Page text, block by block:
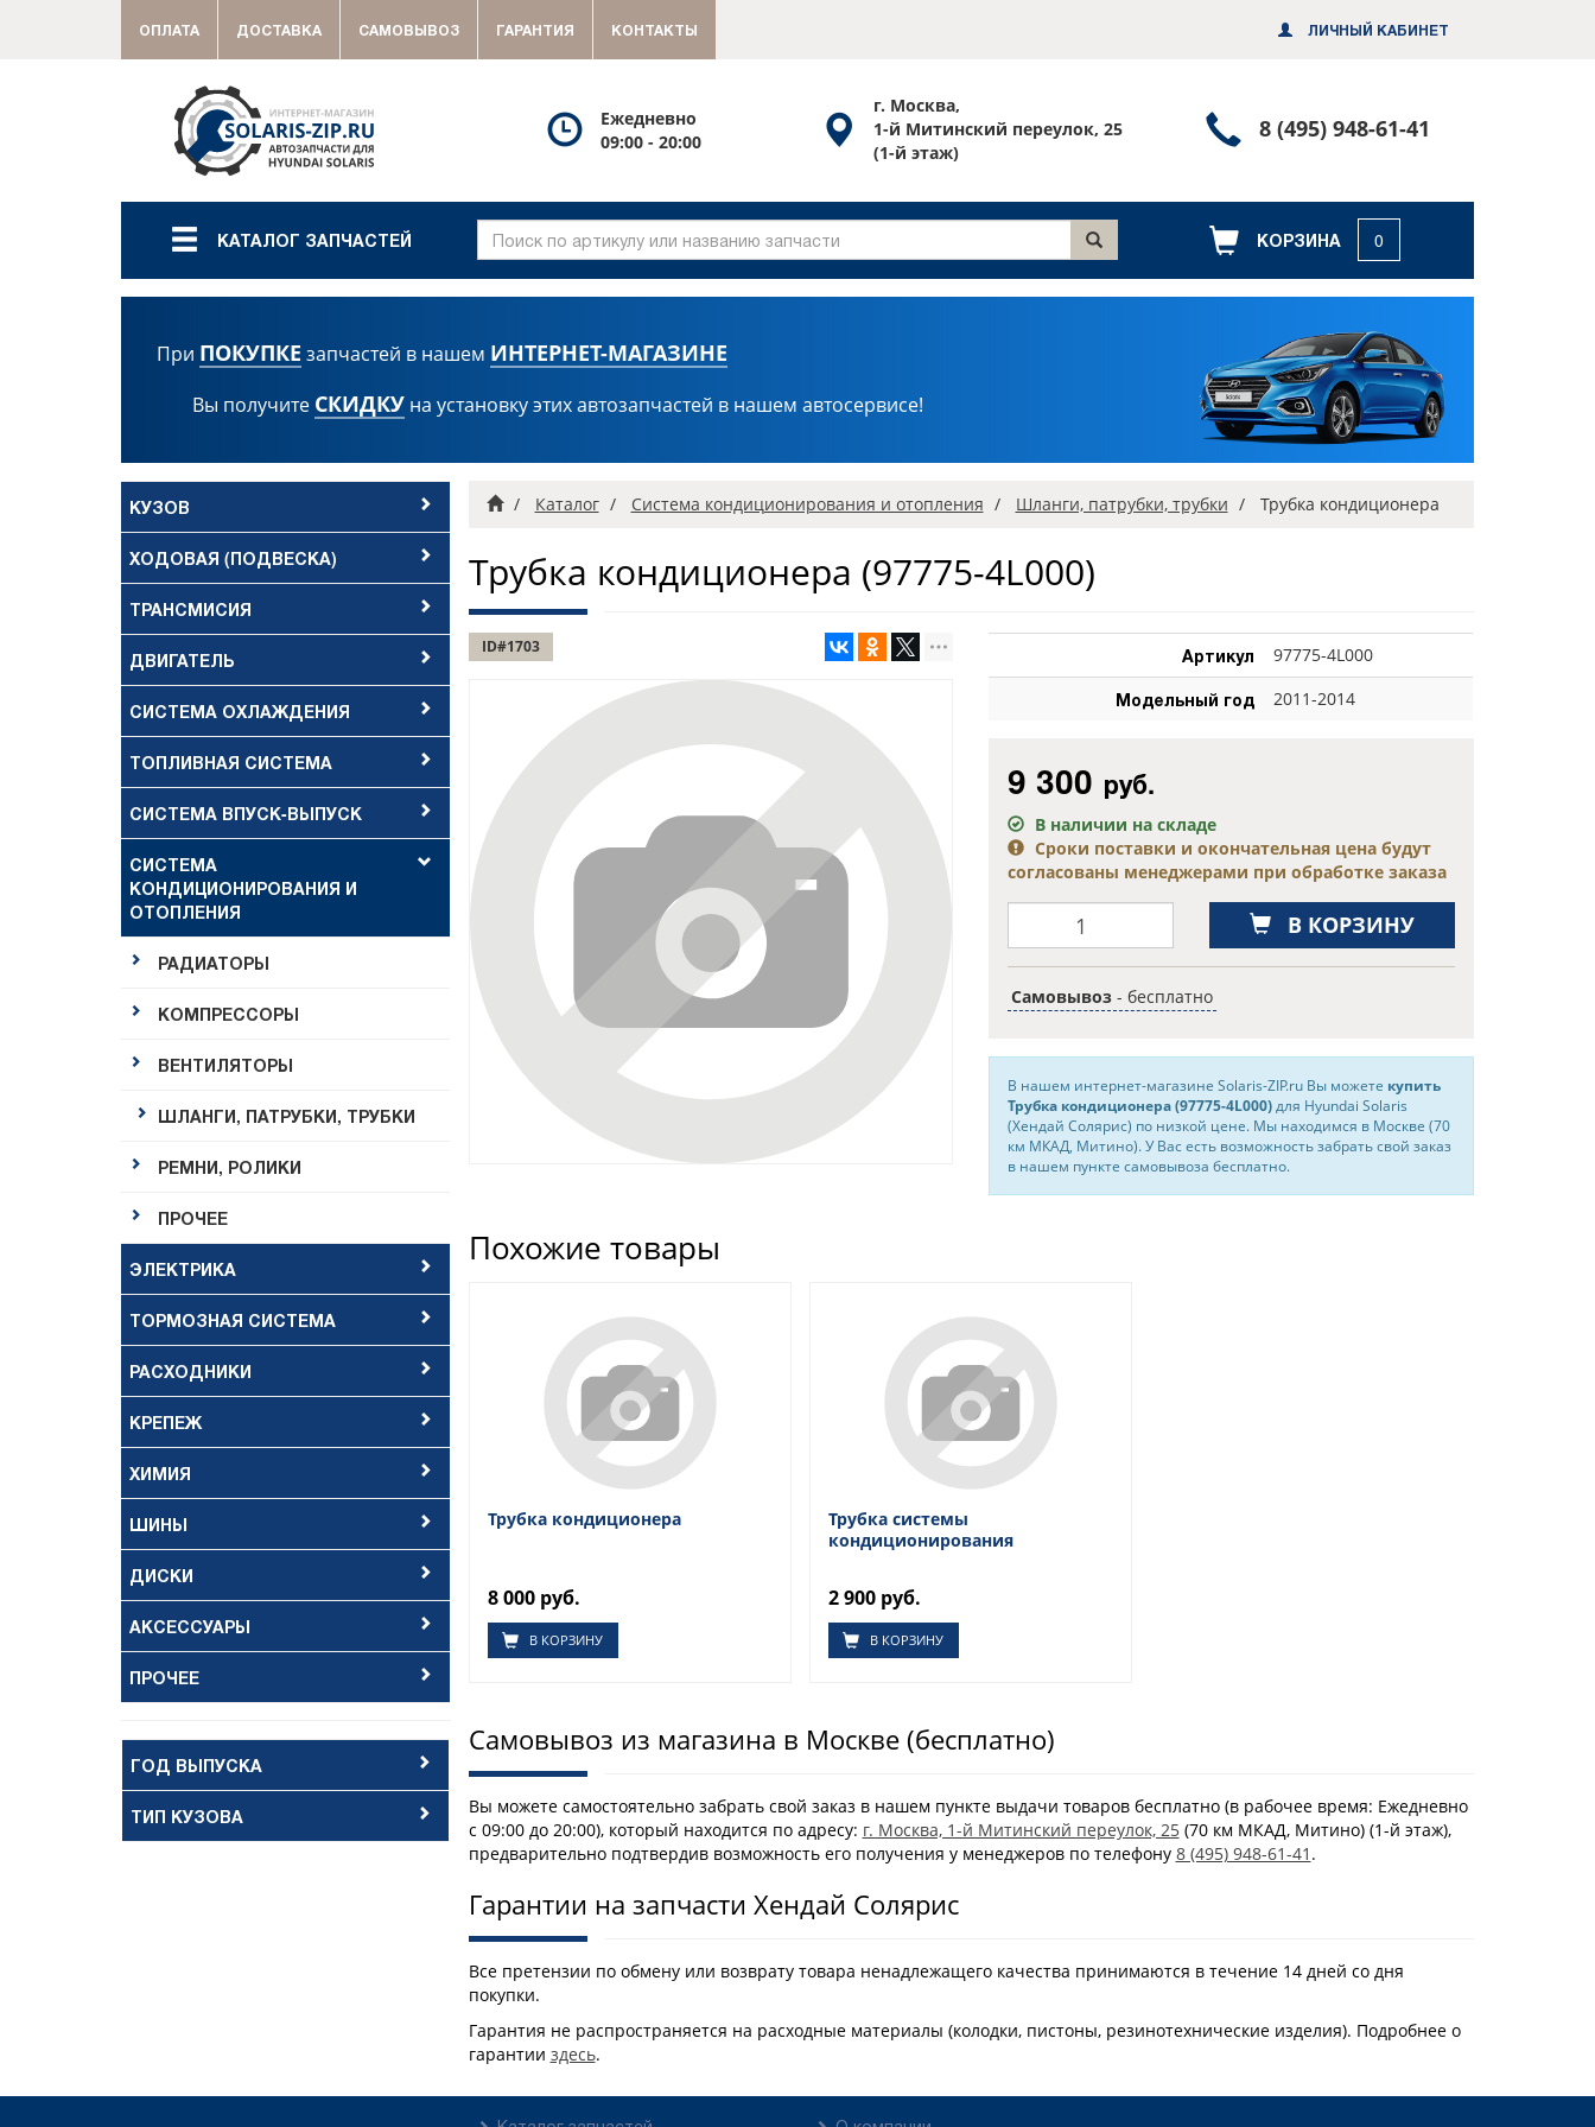
КАТАЛОГ ЗАПЧАСТЕЙ КОРЗИНА 0
При ПОКУПКЕ запчастей в нашем ИНТЕРНЕТ-МАГАЗИНЕ
Вы получите СКИДКУ на установку этих автозапчастей в нашем автосервисе!
ГлавнаяКаталог Система кондиционирования и отопления Шланги, патрубки, трубки Трубка кондиционера
Трубка кондиционера (97775-4L000)
ID#1703 Артикул 97775-4L000
Модельный год 2011-2014
9 300 руб.
В наличии на складе
Сроки поставки и окончательная цена будут
согласованы менеджерами при обработке заказа
В КОРЗИНУ
Самовывоз - бесплатно
В нашем интернет-магазине Solaris-ZIP.ru Вы можете купить
Трубка кондиционера (97775-4L000)для Hyundai Solaris
(Хендай Солярис) по низкой цене. Мы находимся в Москве (70
км МКАД, Митино). У Вас есть возможность забрать свой заказ
в нашем пункте самовывоза бесплатно.
Похожие товары
Трубка кондиционера
8 000 руб.
В КОРЗИНУ
Трубка системы
кондиционирования
2 900 руб.
В КОРЗИНУ
Самовывоз из магазина в Москве (бесплатно)
Вы можете самостоятельно забрать свой заказ в нашем пункте выдачи товаров бесплатно (в рабочее время: Ежедневно
с 09:00 до 20:00), который находится по адресу: г. Москва, 1-й Митинский переулок, 25(70 км МКАД, Митино) (1-й этаж),
предварительно подтвердив возможность его получения у менеджеров по телефону 8 (495) 948-61-41 .
Гарантии на запчасти Хендай Солярис
Все претензии по обмену или возврату товара ненадлежащего качества принимаются в течение 14 дней со дня
покупки.
Гарантия не распространяется на расходные материалы (колодки, пистоны, резинотехнические изделия). Подробнее о
гарантии здесь.
КУЗОВ
ХОДОВАЯ (ПОДВЕСКА)
ТРАНСМИСИЯ
ДВИГАТЕЛЬ
СИСТЕМА ОХЛАЖДЕНИЯ
ТОПЛИВНАЯ СИСТЕМА
СИСТЕМА ВПУСК-ВЫПУСК
СИСТЕМА
КОНДИЦИОНИРОВАНИЯ И
ОТОПЛЕНИЯ
РАДИАТОРЫ
КОМПРЕССОРЫ
ВЕНТИЛЯТОРЫ
ШЛАНГИ, ПАТРУБКИ, ТРУБКИ
РЕМНИ, РОЛИКИ
ПРОЧЕЕ
ЭЛЕКТРИКА
ТОРМОЗНАЯ СИСТЕМА
РАСХОДНИКИ
КРЕПЕЖ
ХИМИЯ
ШИНЫ
ДИСКИ
АКСЕССУАРЫ
ПРОЧЕЕ
ГОД ВЫПУСКА
ТИП КУЗОВА
ЛИЧНЫЙ КАБИНЕТ
ОПЛАТА ДОСТАВКА САМОВЫВОЗ ГАРАНТИЯ КОНТАКТЫ
Посмотреть
график
работы
Ежедневно
09:00 - 20:00
Посмотреть
схему
проезда
г. Москва,
1-й Митинский переулок, 25
(1-й этаж)
Позвонить
заказать
обратный
звонок
8 (495) 948-61-41